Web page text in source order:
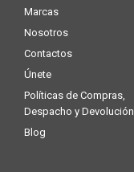
Marcas
Nosotros
Contactos
Únete
Políticas de Compras,
Despacho y Devolución
Blog